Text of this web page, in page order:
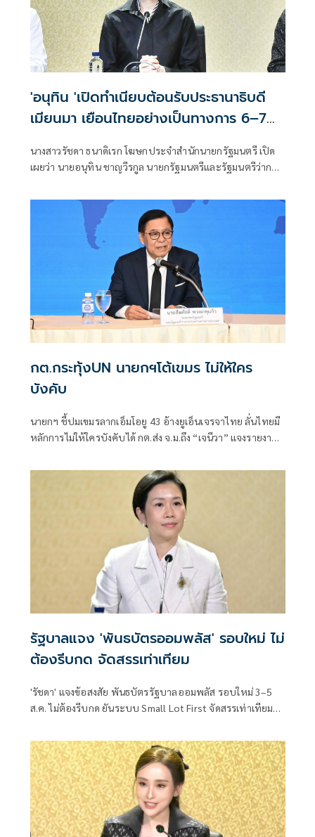
'อนุทิน 'เปิดทำเนียบต้อนรับประธานาธิบดี
เมียนมา เยือนไทยอย่างเป็นทางการ 6–7
นางสาวรัชดา ธนาดิเรก โฆษกประจำสำนักนายกรัฐมนตรี เปิด
เผยว่า นายอนุทิน ชาญวีรกูล นายกรัฐมนตรีและรัฐมนตรีว่าการ
กต.กระทุ้งUN นายกฯโต้เขมร ไม่ให้ใคร
บังคับ
นายกฯ ชี้ปมเขมรลากเอ็มโอยู 43 อ้างยูเอ็นเจรจาไทย ลั่นไทยมี
หลักการไม่ให้ใครบังคับได้ กต.ส่ง จ.ม.ถึง “เจนีวา” แจงรายงาน
มนตรีสิทธิมนุษยชนฯ “สีหศักดิ์” ซัด “กัมพูชา” ใช้ปมพาดพิง
ไทยโฆษณาชวนเชื่อทางการเมือง
รัฐบาลแจง 'พันธบัตรออมพลัส' รอบใหม่ ไม่
ต้องรีบกด จัดสรรเท่าเทียม
'รัชดา' แจงข้อสงสัย พันธบัตรรัฐบาลออมพลัส รอบใหม่ 3–5
ส.ค. ไม่ต้องรีบกด ยันระบบ Small Lot First จัดสรรเท่าเทียม